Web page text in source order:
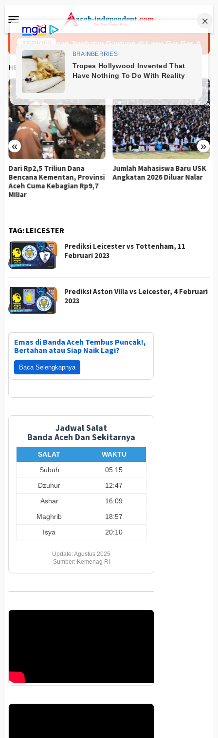
ke
kontenMobile
TERKINI Jembatan Gantung di Lawe Ger Ger, Aceh
HEADLINES
« »
Dari Rp2,5 Triliun Dana
Bencana Kementan, Provinsi
Aceh Cuma Kebagian Rp9,7
Miliar
Jumlah Mahasiswa Baru USK
Angkatan 2026 Diluar Nalar
TAG: LEICESTER
Prediksi Leicester vs Tottenham, 11
Februari 2023
Prediksi Aston Villa vs Leicester, 4 Februari
2023
Emas di Banda Aceh Tembus Puncak!,
Bertahan atau Siap Naik Lagi?
Baca Selengkapnya
Jadwal Salat
Banda Aceh Dan Sekitarnya
SALAT
WAKTU
Subuh
05:15
Dzuhur
12:47
Ashar
16:09
Maghrib
18:57
Isya
20:10
Update: Agustus 2025
Sumber: Kemenag RI
Pemutar